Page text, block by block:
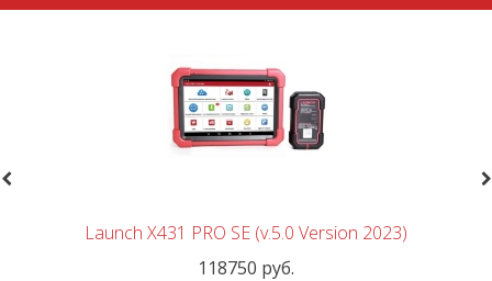
Launch X431 PRO SE (v.5.0 Version 2023)
118750 руб.